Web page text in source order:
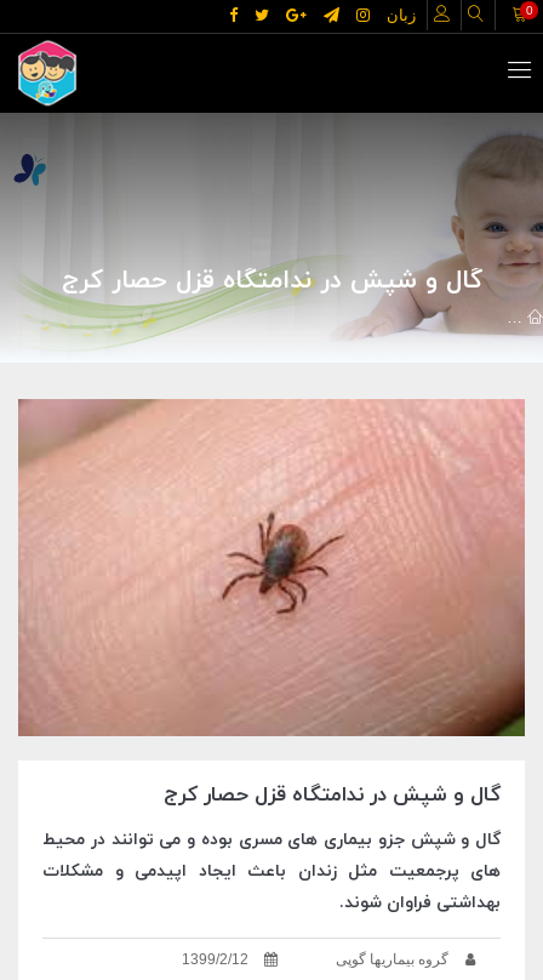
زبان 0
گال و شپش در ندامتگاه قزل حصار کرج
علوم پزشکی گال و شپش در ندامتگاه قزل حصار
گال و شپش در ندامتگاه قزل حصار کرج
گال و شپش جزو بیماری های مسری بوده و می توانند در محیط
های پرجمعیت مثل زندان باعث ایجاد اپیدمی و مشکلات
بهداشتی فراوان شوند.
گروه بیماریها گوپی
1399/2/12